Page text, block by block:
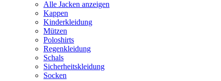
Alle Jacken anzeigen
Kappen
Kinderkleidung
Mützen
Poloshirts
Regenkleidung
Schals
Sicherheitskleidung
Socken